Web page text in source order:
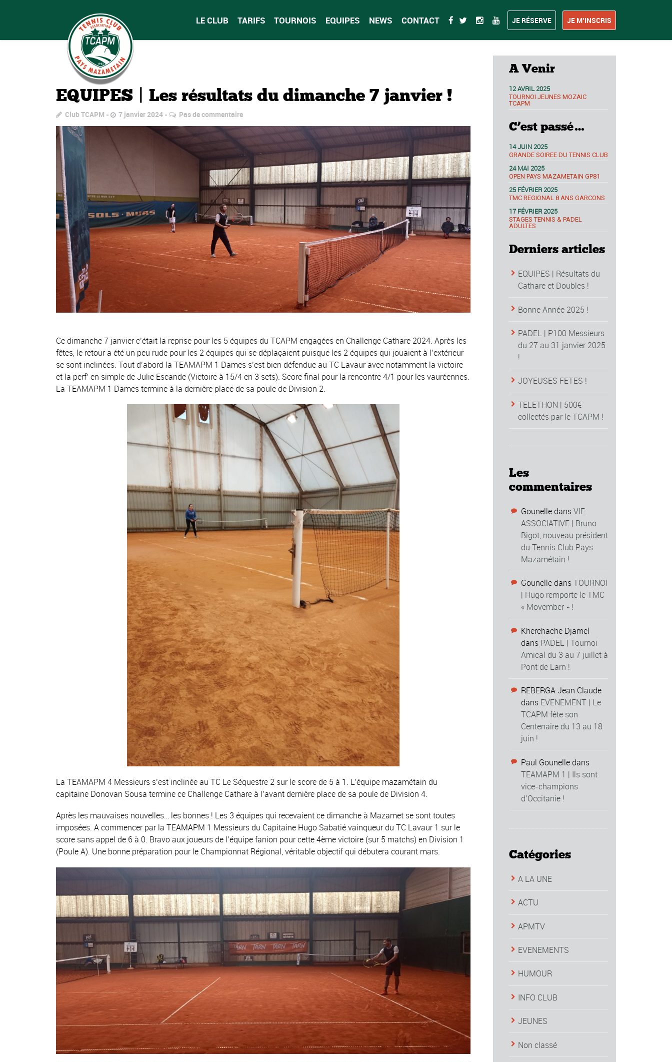
LE CLUB TARIFS TOURNOIS EQUIPES NEWS CONTACT JE RÉSERVE JE M’INSCRIS
EQUIPES | Les résultats du dimanche 7 janvier !
Club TCAPM 7 janvier 2024 Pas de commentaire
Ce dimanche 7 janvier c’était la reprise pour les 5 équipes du TCAPM engagées en Challenge Cathare 2024. Après les
fêtes, le retour a été un peu rude pour les 2 équipes qui se déplaçaient puisque les 2 équipes qui jouaient à l’extérieur
se sont inclinées. Tout d’abord la TEAMAPM 1 Dames s’est bien défendue au TC Lavaur avec notamment la victoire
et la perf’ en simple de Julie Escande (Victoire à 15/4 en 3 sets). Score final pour la rencontre 4/1 pour les vauréennes.
La TEAMAPM 1 Dames termine à la dernière place de sa poule de Division 2.
La TEAMAPM 4 Messieurs s’est inclinée au TC Le Séquestre 2 sur le score de 5 à 1. L’équipe mazamétain du
capitaine Donovan Sousa termine ce Challenge Cathare à l’avant dernière place de sa poule de Division 4.
Après les mauvaises nouvelles… les bonnes ! Les 3 équipes qui recevaient ce dimanche à Mazamet se sont toutes
imposées. A commencer par la TEAMAPM 1 Messieurs du Capitaine Hugo Sabatié vainqueur du TC Lavaur 1 sur le
score sans appel de 6 à 0. Bravo aux joueurs de l’équipe fanion pour cette 4ème victoire (sur 5 matchs) en Division 1
(Poule A). Une bonne préparation pour le Championnat Régional, véritable objectif qui débutera courant mars.
A Venir
12 AVRIL 2025
TOURNOI JEUNES MOZAIC
TCAPM
C’est passé…
14 JUIN 2025
GRANDE SOIREE DU TENNIS CLUB
24 MAI 2025
OPEN PAYS MAZAMETAIN GP81
25 FÉVRIER 2025
TMC REGIONAL 8 ANS GARCONS
17 FÉVRIER 2025
STAGES TENNIS & PADEL
ADULTES
Derniers articles
EQUIPES | Résultats du
Cathare et Doubles !
Bonne Année 2025 !
PADEL | P100 Messieurs
du 27 au 31 janvier 2025
!
JOYEUSES FETES !
TELETHON | 500€
collectés par le TCAPM !
Les
commentaires
GounelledansVIE
ASSOCIATIVE | Bruno
Bigot, nouveau président
du Tennis Club Pays
Mazamétain !
GounelledansTOURNOI
| Hugo remporte le TMC
« Movember » !
Kherchache Djamel
dans PADEL | Tournoi
Amical du 3 au 7 juillet à
Pont de Larn !
REBERGA Jean Claude
dans EVENEMENT | Le
TCAPM fête son
Centenaire du 13 au 18
juin !
Paul Gounelledans
TEAMAPM 1 | Ils sont
vice-champions
d’Occitanie !
Catégories
A LA UNE
ACTU
APMTV
EVENEMENTS
HUMOUR
INFO CLUB
JEUNES
Non classé